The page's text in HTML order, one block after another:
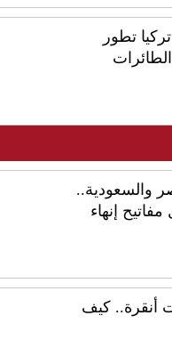
تطور
والسعودية..
إنهاء
أنقرة.. كيف